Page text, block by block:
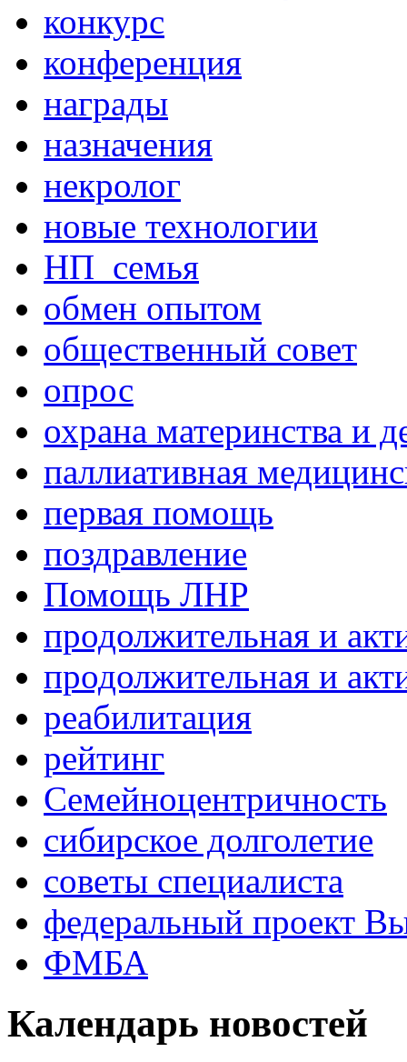
конкурс
конференция
награды
назначения
некролог
новые технологии
НП_семья
обмен опытом
общественный совет
опрос
охрана материнства и
паллиативная
первая помощь
поздравление
Помощь ЛНР
продолжительная и
продолжительная и
реабилитация
рейтинг
Семейноцентричность
сибирское долголетие
советы специалиста
федеральный проект
ФМБА
Календарь новостей